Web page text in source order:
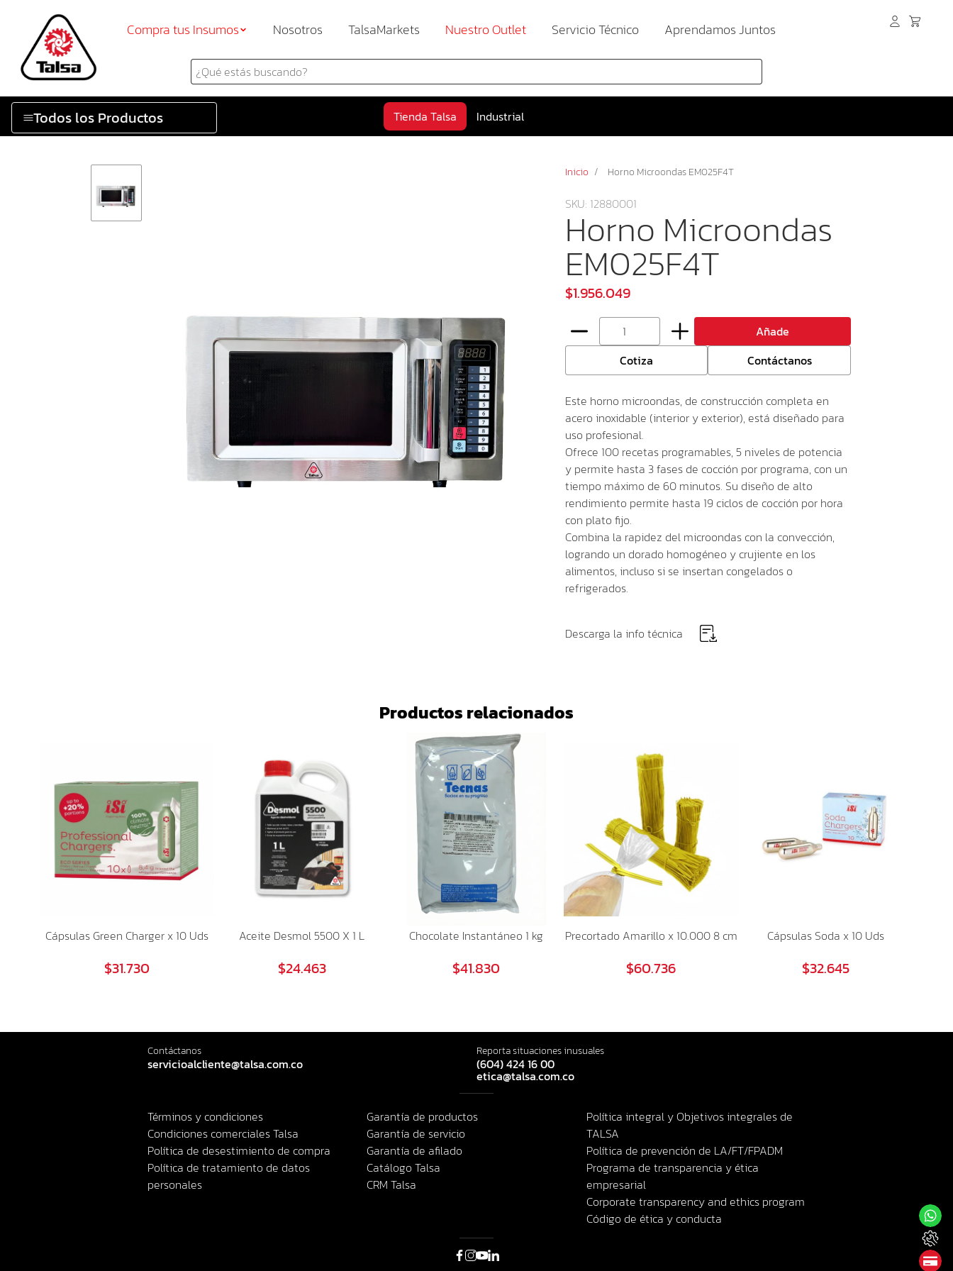
Compra tus Insumos Nosotros TalsaMarkets Nuestro Outlet Servicio Técnico Aprendamos Juntos
Todos los Productos Tienda Talsa Industrial
Inicio / Horno Microondas EM025F4T
SKU: 12880001
Horno Microondas
EM025F4T
$1.956.049
Añade
Cotiza
Contáctanos
Este horno microondas, de construcción completa en
acero inoxidable (interior y exterior), está diseñado para
uso profesional.
Ofrece 100 recetas programables, 5 niveles de potencia
y permite hasta 3 fases de cocción por programa, con un
tiempo máximo de 60 minutos. Su diseño de alto
rendimiento permite hasta 19 ciclos de cocción por hora
con plato fijo.
Combina la rapidez del microondas con la convección,
logrando un dorado homogéneo y crujiente en los
alimentos, incluso si se insertan congelados o
refrigerados.
Descarga la info técnica
Productos relacionados
Cápsulas Green Charger x 10 Uds
$31.730
Aceite Desmol 5500 X 1 L
$24.463
Chocolate Instantáneo 1 kg
$41.830
Precortado Amarillo x 10.000 8 cm
$60.736
Cápsulas Soda x 10 Uds
$32.645
Contáctanos
servicioalcliente@talsa.com.co
Reporta situaciones inusuales
(604) 424 16 00
etica@talsa.com.co
Términos y condiciones
Condiciones comerciales Talsa
Política de desestimiento de compra
Política de tratamiento de datos
personales
Garantía de productos
Garantía de servicio
Garantía de afilado
Catálogo Talsa
CRM Talsa
Política integral y Objetivos integrales de
TALSA
Política de prevención de LA/FT/FPADM
Programa de transparencia y ética
empresarial
Corporate transparency and ethics program
Código de ética y conducta